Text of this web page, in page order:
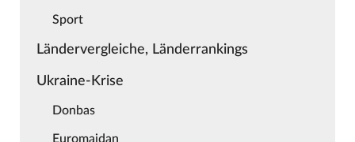
Sport
Ländervergleiche, Länderrankings
Ukraine-Krise
Donbas
Euromaidan